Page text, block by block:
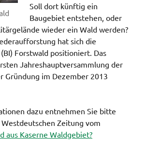
Soll dort künftig ein
Baugebiet entstehen, oder
wieder ein Wald werden?
hat sich die
Forstwald positioniert. Das
Jahreshauptversammlung der
Gründung im Dezember 2013
dazu entnehmen Sie bitte
Zeitung vom
aus Kaserne Waldgebiet?